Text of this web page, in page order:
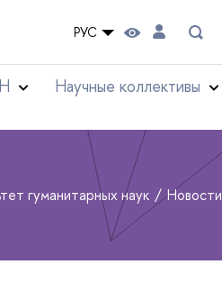
РУС
Научные коллективы
гуманитарных наук Новости